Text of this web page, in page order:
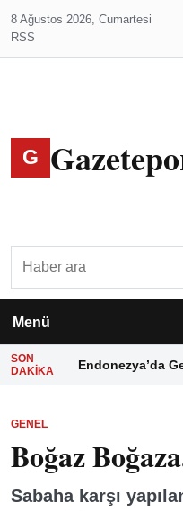
8 Ağustos 2026, Cumartesi
RSS
G
Menü
SON
DAKIKA
Endonezya’da
GENEL
Boğaz
Sabaha karşı